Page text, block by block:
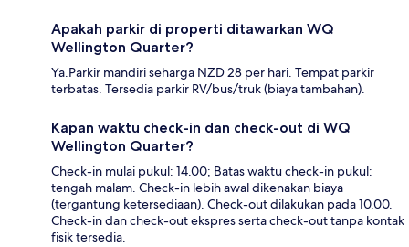
Apakah parkir di properti ditawarkan WQ
Wellington Quarter?
Ya.Parkir mandiri seharga NZD 28 per hari. Tempat parkir
terbatas. Tersedia parkir RV/bus/truk (biaya tambahan).
Kapan waktu check-in dan check-out di WQ
Wellington Quarter?
Check-in mulai pukul: 14.00; Batas waktu check-in pukul:
tengah malam. Check-in lebih awal dikenakan biaya
(tergantung ketersediaan). Check-out dilakukan pada 10.00.
Check-in dan check-out ekspres serta check-out tanpa kontak
fisik tersedia.